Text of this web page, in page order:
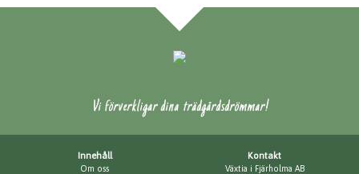
Vi förverkligar dina trädgårdsdrömmar!
Innehåll
Om oss
Kontakt
Växtia i Fjärholma AB